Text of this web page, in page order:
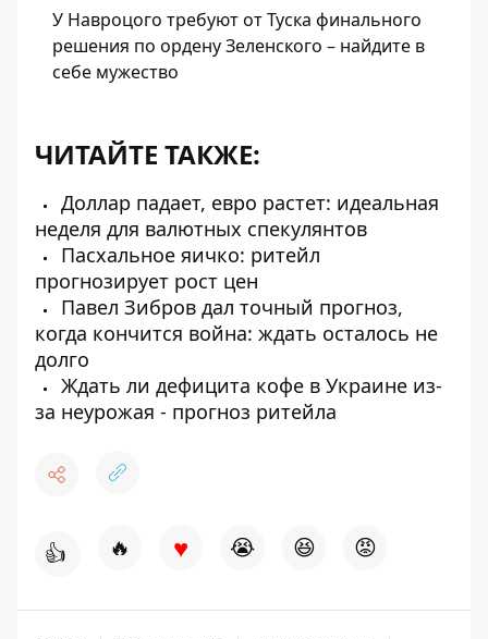
У Навроцого требуют от Туска финального
решения по ордену Зеленского – найдите в
себе мужество
ЧИТАЙТЕ ТАКЖЕ:
Доллар падает, евро растет: идеальная
неделя для валютных спекулянтов
Пасхальное яичко: ритейл
прогнозирует рост цен
Павел Зибров дал точный прогноз,
когда кончится война: ждать осталось не
долго
Ждать ли дефицита кофе в Украине из-
за неурожая - прогноз ритейла
👍 🔥 ♥ 😭 😆 😡